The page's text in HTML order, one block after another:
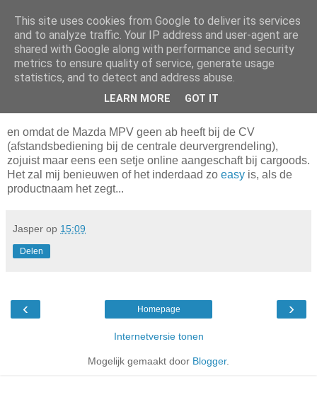
Da_Blog
You don't put a bumpersticker on a Bentley
woensdag, november 24, 2010
en omdat de Mazda MPV geen ab heeft bij de CV
(afstandsbediening bij de centrale deurvergrendeling),
zojuist maar eens een setje online aangeschaft bij cargoods.
Het zal mij benieuwen of het inderdaad zo easy is, als de
productnaam het zegt...
Jasper op 15:09
Delen
‹ ›
Homepage
Internetversie tonen
Mogelijk gemaakt door Blogger.
This site uses cookies from Google to deliver its services
and to analyze traffic. Your IP address and user-agent are
shared with Google along with performance and security
metrics to ensure quality of service, generate usage
statistics, and to detect and address abuse.
LEARN MORE GOT IT